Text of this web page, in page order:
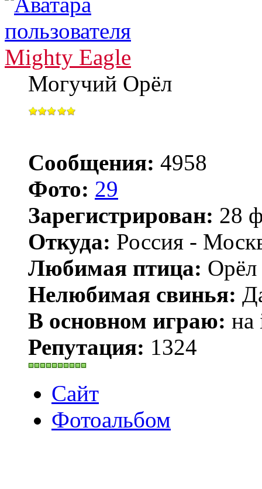
Mighty Eagle
Могучий Орёл
Сообщения: 4958
Фото: 29
Зарегистрирован: 28
Откуда: Россия -
Любимая птица:
Нелюбимая свинья:
В основном играю: на
Репутация: 1324
Сайт
Фотоальбом